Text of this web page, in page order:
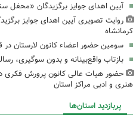
آیین اهدای جوایز برگزیدگان «محفل
روایت تصویری آیین اهدای جوایز
کرمانشاه
سومین حضور اعضاء کانون لارستان
بازتاب واقع‌بینانه و بدون سوگیری،
حضور هیات عالی کانون پرورش فکری
هنری و ادبی مراکز استان
پربازدید استان‌ها